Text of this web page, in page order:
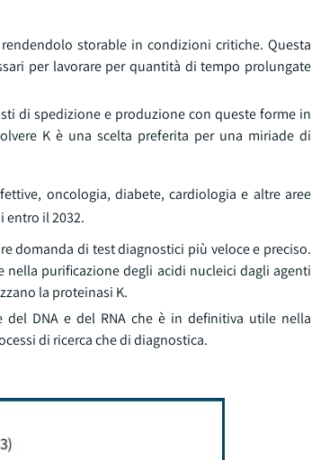
storable in condizioni critiche. Questa
per lavorare per quantità di tempo prolungate
di spedizione e produzione con queste forme in
K è una scelta preferita per una miriade di
oncologia, diabete, cardiologia e altre aree
entro il 2032.
domanda di test diagnostici più veloce e preciso.
purificazione degli acidi nucleici dagli agenti
la proteinasi K.
DNA e del RNA che è in definitiva utile nella
di ricerca che di diagnostica.